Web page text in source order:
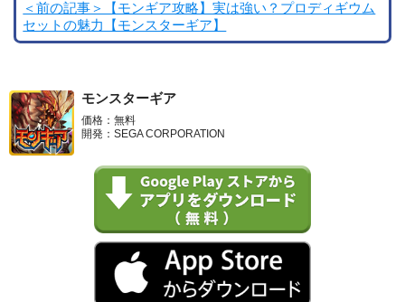
＜前の記事＞【モンギア攻略】実は強い？プロディギウム
セットの魅力【モンスターギア】
モンスターギア
価格：無料
開発：SEGA CORPORATION